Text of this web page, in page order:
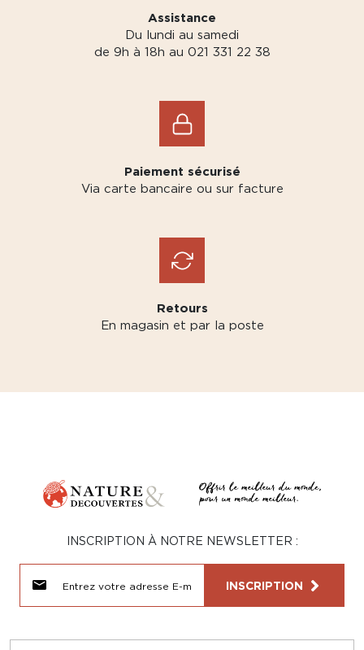
Assistance
Du lundi au samedi
de 9h à 18h au 021 331 22 38
Paiement sécurisé
Via carte bancaire ou sur facture
Retours
En magasin et par la poste
INSCRIPTION À NOTRE NEWSLETTER :
INSCRIPTION